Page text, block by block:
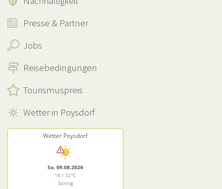
Presse & Partner
Jobs
Reisebedingungen
Tourismuspreis
Wetter in Poysdorf
Wetter Poysdorf
So, 09.08.2026
16 / 32°C
Sonnig